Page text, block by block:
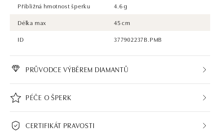
Přibližná hmotnost šperku
4.6 g
Délka max
45 cm
ID
377902237B.PMB
PRŮVODCE VÝBĚREM DIAMANTŮ
PÉČE O ŠPERK
CERTIFIKÁT PRAVOSTI